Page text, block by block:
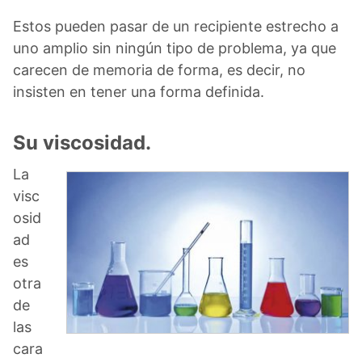
Estos pueden pasar de un recipiente estrecho a
uno amplio sin ningún tipo de problema, ya que
carecen de memoria de forma, es decir, no
insisten en tener una forma definida.
Su viscosidad.
La
visc
osid
ad
es
otra
de
las
cara